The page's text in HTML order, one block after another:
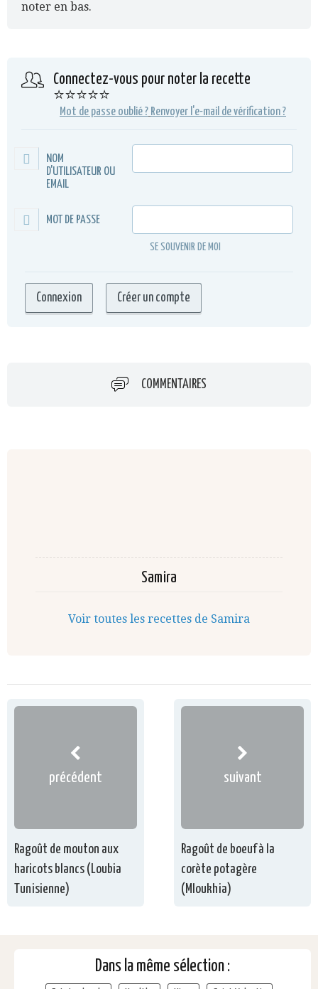
noter en bas.
Connectez-vous pour noter la recette
⭐⭐⭐⭐⭐
Mot de passe oublié ? Renvoyer l'e-mail de vérification ?
NOM
D'UTILISATEUR OU
EMAIL
MOT DE PASSE
SE SOUVENIR DE MOI
COMMENTAIRES
Samira
Voir toutes les recettes de Samira
précédent
Ragoût de mouton aux
haricots blancs (Loubia
Tunisienne)
suivant
Ragoût de boeuf à la
corète potagère
(Mloukhia)
Dans la même sélection :